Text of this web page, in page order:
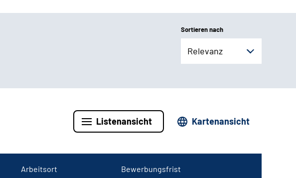
Sortieren nach
Relevanz
Listenansicht Kartenansicht
Arbeitsort Bewerbungsfrist